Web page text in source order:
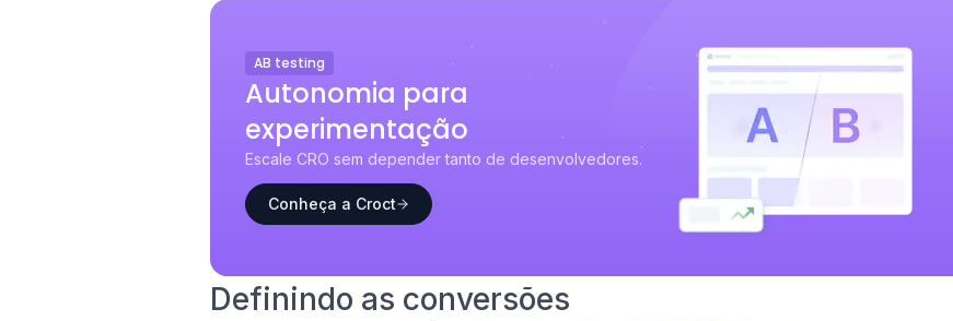
AB testing
Autonomia para
experimentação
Escale CRO sem depender tanto de desenvolvedores.
Conheça a Croct
Definindo as conversões